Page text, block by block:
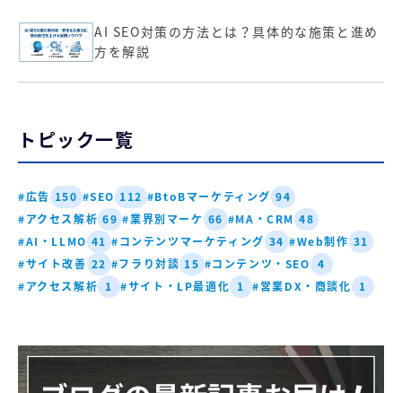
AI SEO対策の方法とは？具体的な施策と進め
方を解説
トピック一覧
#広告 150 #SEO 112 #BtoBマーケティング 94
#アクセス解析 69 #業界別マーケ 66 #MA・CRM 48
#AI・LLMO 41 #コンテンツマーケティング 34 #Web制作 31
#サイト改善 22 #フラり対談 15 #コンテンツ・SEO 4
#アクセス解析 1 #サイト・LP最適化 1 #営業DX・商談化 1